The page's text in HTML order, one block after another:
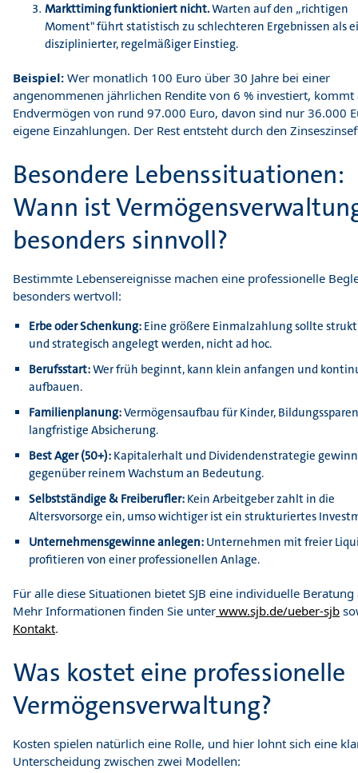
Markttiming funktioniert nicht.Warten auf den „richtigen
Moment" führt statistisch zu schlechteren Ergebnissen als
disziplinierter, regelmäßiger Einstieg.
Beispiel: Wer monatlich 100 Euro über 30 Jahre bei einer
angenommenen jährlichen Rendite von 6 % investiert, kommt
Endvermögen von rund 97.000 Euro, davon sind nur 36.000
eigene Einzahlungen. Der Rest entsteht durch den
Besondere Lebenssituationen:
Wann ist
besonders sinnvoll?
Bestimmte Lebensereignisse machen eine professionelle
besonders wertvoll:
Erbe oder Schenkung: Eine größere Einmalzahlung sollte
und strategisch angelegt werden, nicht ad hoc.
Berufsstart:Wer früh beginnt, kann klein anfangen und
aufbauen.
Familienplanung:Vermögensaufbau für Kinder,
langfristige Absicherung.
Best Ager (50+): Kapitalerhalt und Dividendenstrategie
gegenüber reinem Wachstum an Bedeutung.
Selbstständige & Freiberufler: Kein Arbeitgeber zahlt in die
Altersvorsorge ein, umso wichtiger ist ein strukturiertes
Unternehmensgewinne anlegen: Unternehmen mit freier
profitieren von einer professionellen Anlage.
Für alle diese Situationen bietet SJB eine individuelle Beratung
Mehr Informationen finden Sie unter www.sjb.de/ueber-sjb
Kontakt.
Was kostet eine professionelle
Vermögensverwaltung?
Kosten spielen natürlich eine Rolle, und hier lohnt sich eine
Unterscheidung zwischen zwei Modellen: